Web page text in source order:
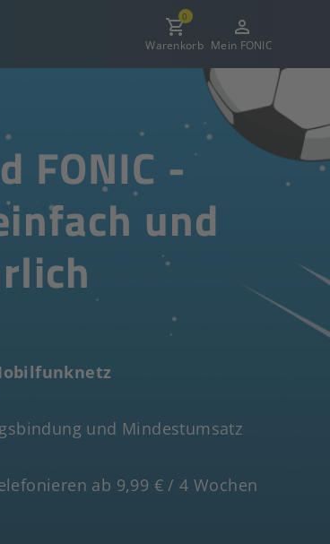
0
Warenkorb Mein FONIC
FONIC -
und
und Mindestumsatz
ab 9,99 € / 4 Wochen